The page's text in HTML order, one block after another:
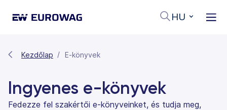
HU
Kezdőlap E-könyvek
Ingyenes e-könyvek
Fedezze fel szakértői e-könyveinket, és tudja meg,